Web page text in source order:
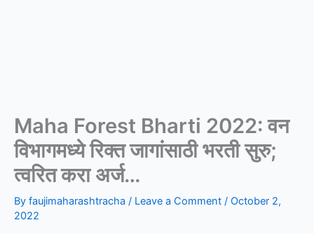
Maha Forest Bharti 2022: वन
विभागमध्ये रिक्त जागांसाठी भरती सुरु;
त्वरित करा अर्ज…
By faujimaharashtracha / Leave a Comment / October 2,
2022